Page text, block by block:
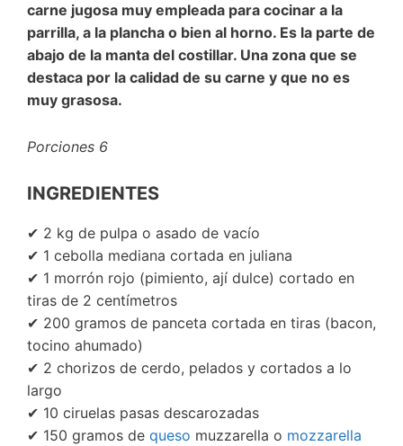
carne jugosa muy empleada para cocinar a la
parrilla, a la plancha o bien al horno. Es la parte de
abajo de la manta del costillar. Una zona que se
destaca por la calidad de su carne y que no es
muy grasosa.
Porciones 6
INGREDIENTES
✔ 2 kg de pulpa o asado de vacío
✔ 1 cebolla mediana cortada en juliana
✔ 1 morrón rojo (pimiento, ají dulce) cortado en
tiras de 2 centímetros
✔ 200 gramos de panceta cortada en tiras (bacon,
tocino ahumado)
✔ 2 chorizos de cerdo, pelados y cortados a lo
largo
✔ 10 ciruelas pasas descarozadas
✔ 150 gramos de queso muzzarella o mozzarella